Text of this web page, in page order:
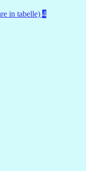
in tabelle) 4